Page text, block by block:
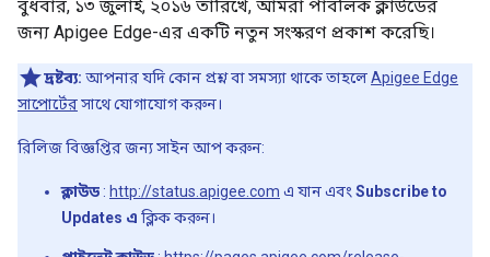
বুধবার, ১৩ জুলাই, ২০১৬ তারিখে, আমরা পাবলিক ক্লাউডের
জন্য Apigee Edge-এর একটি নতুন সংস্করণ প্রকাশ করেছি।
দ্রষ্টব্য: আপনার যদি কোন প্রশ্ন বা সমস্যা থাকে তাহলেApigee Edge
সাপোর্টেরসাথে যোগাযোগ করুন।
রিলিজ বিজ্ঞপ্তির জন্য সাইন আপ করুন:
ক্লাউড : http://status.apigee.com এ যান এবং Subscribe to
Updates এ ক্লিক করুন।